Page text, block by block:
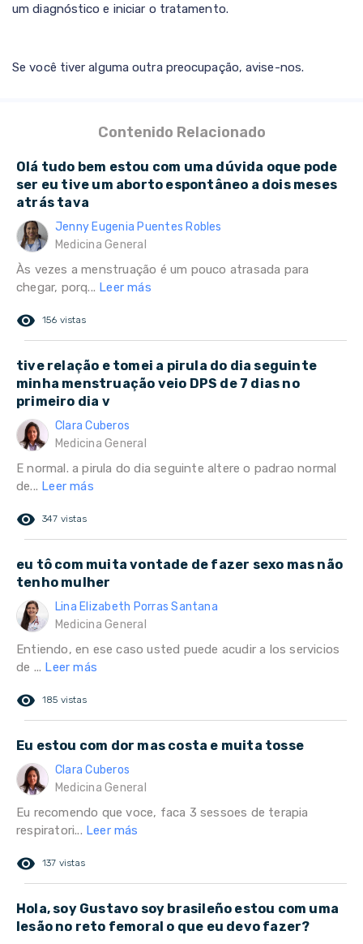
um diagnóstico e iniciar o tratamento.
Se você tiver alguma outra preocupação, avise-nos.
Contenido Relacionado
Olá tudo bem estou com uma dúvida oque pode
ser eu tive um aborto espontâneo a dois meses
atrás tava
Jenny Eugenia Puentes Robles
Medicina General
Às vezes a menstruação é um pouco atrasada para
chegar, porq... Leer más
remove_red_eye 156 vistas
tive relação e tomei a pirula do dia seguinte
minha menstruação veio DPS de 7 dias no
primeiro dia v
Clara Cuberos
Medicina General
E normal. a pirula do dia seguinte altere o padrao normal
de... Leer más
remove_red_eye 347 vistas
eu tô com muita vontade de fazer sexo mas não
tenho mulher
Lina Elizabeth Porras Santana
Medicina General
Entiendo, en ese caso usted puede acudir a los servicios
de ... Leer más
remove_red_eye 185 vistas
Eu estou com dor mas costa e muita tosse
Clara Cuberos
Medicina General
Eu recomendo que voce, faca 3 sessoes de terapia
respiratori... Leer más
remove_red_eye 137 vistas
Hola, soy Gustavo soy brasileño estou com uma
lesão no reto femoral o que eu devo fazer?